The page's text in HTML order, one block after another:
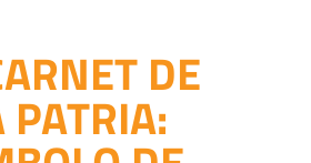
DE
PATRIA: